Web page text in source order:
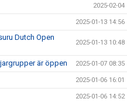
2025-02-04
2025-01-13 14:56
Dutch Open
2025-01-13 10:48
är öppen 2025-01-07 08:35
2025-01-06 16:01
2025-01-06 14:52